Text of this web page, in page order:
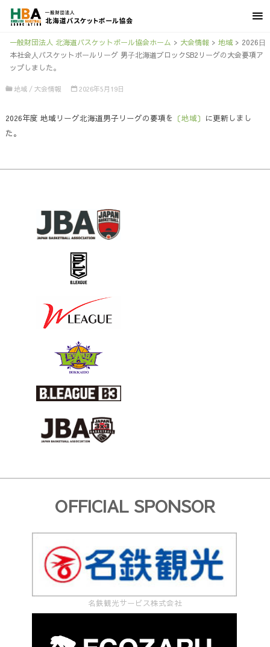
一般財団法人 北海道バスケットボール協会ホーム > 大会情報 > 地域> 2026⽇
本社会⼈バスケットボールリーグ 男⼦北海道ブロックSB2リーグの大会要項ア
ップしました。
地域 / 大会情報 2026年5月19日
2026年度 地域リーグ北海道男子リーグの要項を 〔地域〕 に更新しまし
た。
OFFICIAL SPONSOR
名鉄観光サービス株式会社